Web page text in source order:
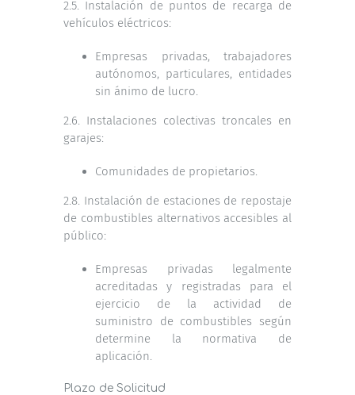
2.5. Instalación de puntos de recarga de
vehículos eléctricos:
Empresas privadas, trabajadores
autónomos, particulares, entidades
sin ánimo de lucro.
2.6. Instalaciones colectivas troncales en
garajes:
Comunidades de propietarios.
2.8. Instalación de estaciones de repostaje
de combustibles alternativos accesibles al
público:
Empresas privadas legalmente
acreditadas y registradas para el
ejercicio de la actividad de
suministro de combustibles según
determine la normativa de
aplicación.
Plazo de Solicitud